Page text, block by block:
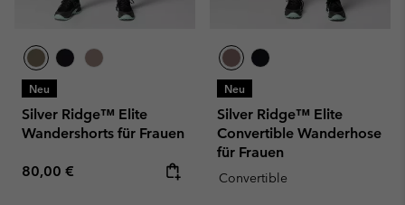
Neu
Silver Ridge™ Elite
Wandershorts für Frauen
Regular price:
80,00 €
Neu
Silver Ridge™ Elite
Convertible Wanderhose
für Frauen
Convertible